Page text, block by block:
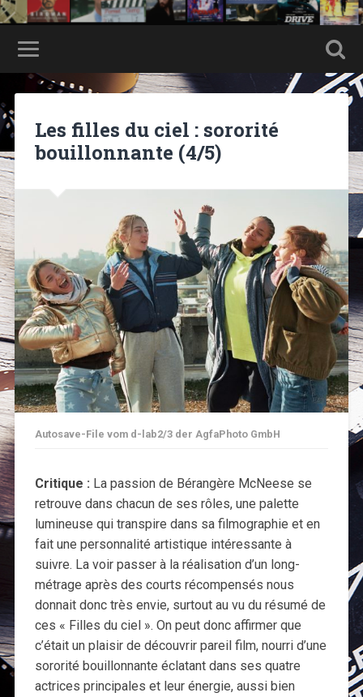
Les filles du ciel : sororité
bouillonnante (4/5)
Autosave-File vom d-lab2/3 der AgfaPhoto GmbH
Critique : La passion de Bérangère McNeese se
retrouve dans chacun de ses rôles, une palette
lumineuse qui transpire dans sa filmographie et en
fait une personnalité artistique intéressante à
suivre. La voir passer à la réalisation d’un long-
métrage après des courts récompensés nous
donnait donc très envie, surtout au vu du résumé de
ces « Filles du ciel ». On peut donc affirmer que
c’était un plaisir de découvrir pareil film, nourri d’une
sororité bouillonnante éclatant dans ses quatre
actrices principales et leur énergie, aussi bien